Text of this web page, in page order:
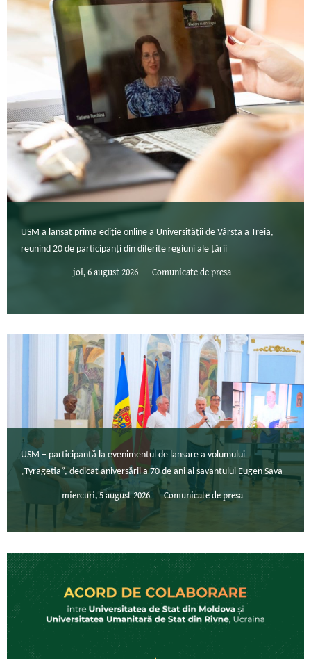
USM a lansat prima ediție online a Universității de Vârsta a Treia,
reunind 20 de participanți din diferite regiuni ale țării
joi, 6 august 2026 Comunicate de presa
USM – participantă la evenimentul de lansare a volumului
„Tyragetia”, dedicat aniversării a 70 de ani ai savantului Eugen Sava
miercuri, 5 august 2026 Comunicate de presa